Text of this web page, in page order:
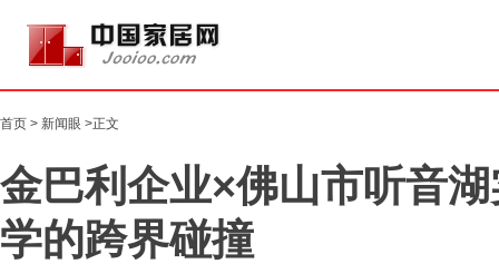
首页 > 新闻眼 >正文
金巴利企业×佛山市听音
学的跨界碰撞